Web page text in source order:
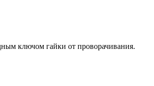
ключом гайки от проворачивания.